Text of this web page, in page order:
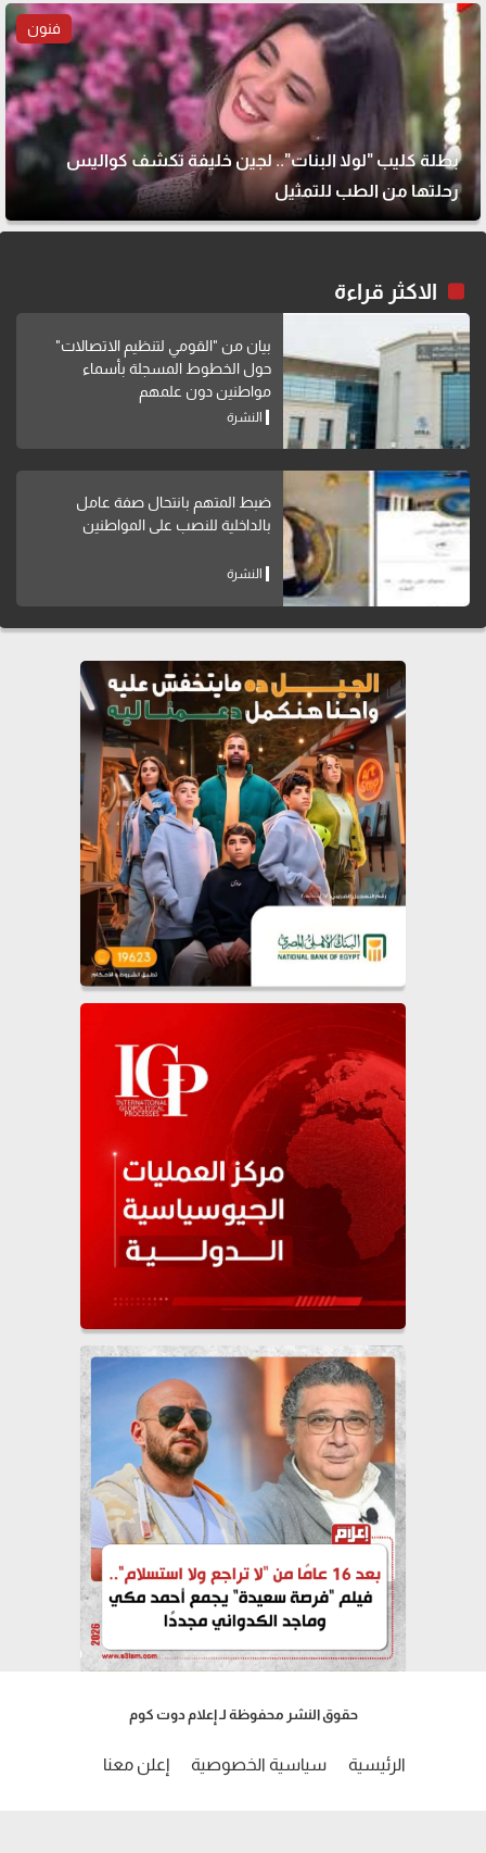
فنون
بطلة كليب "لولا البنات".. لجين خليفة تكشف كواليس
رحلتها من الطب للتمثيل
الاكثر قراءة
بيان من "القومي لتنظيم الاتصالات"
حول الخطوط المسجلة بأسماء
مواطنين دون علمهم
النشرة
ضبط المتهم بانتحال صفة عامل
بالداخلية للنصب على المواطنين
النشرة
حقوق النشر محفوظة لـ إعلام دوت كوم
الرئيسية سياسية الخصوصية إعلن معنا